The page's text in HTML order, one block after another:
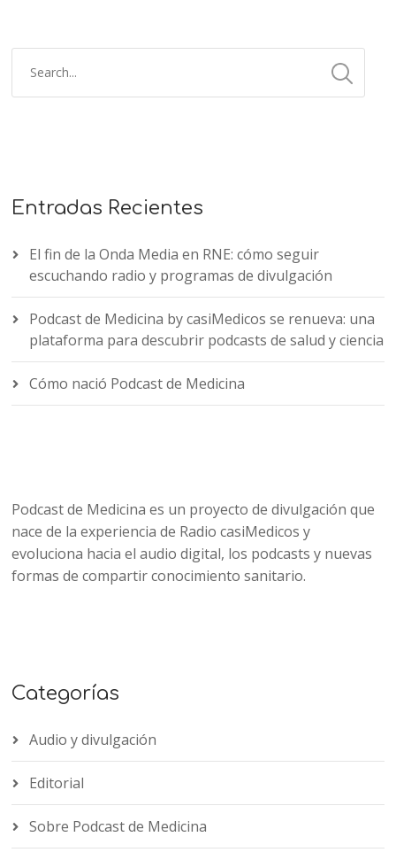
Entradas Recientes
El fin de la Onda Media en RNE: cómo seguir
escuchando radio y programas de divulgación
Podcast de Medicina by casiMedicos se renueva: una
plataforma para descubrir podcasts de salud y ciencia
Cómo nació Podcast de Medicina
Podcast de Medicina es un proyecto de divulgación que
nace de la experiencia de Radio casiMedicos y
evoluciona hacia el audio digital, los podcasts y nuevas
formas de compartir conocimiento sanitario.
Categorías
Audio y divulgación
Editorial
Sobre Podcast de Medicina